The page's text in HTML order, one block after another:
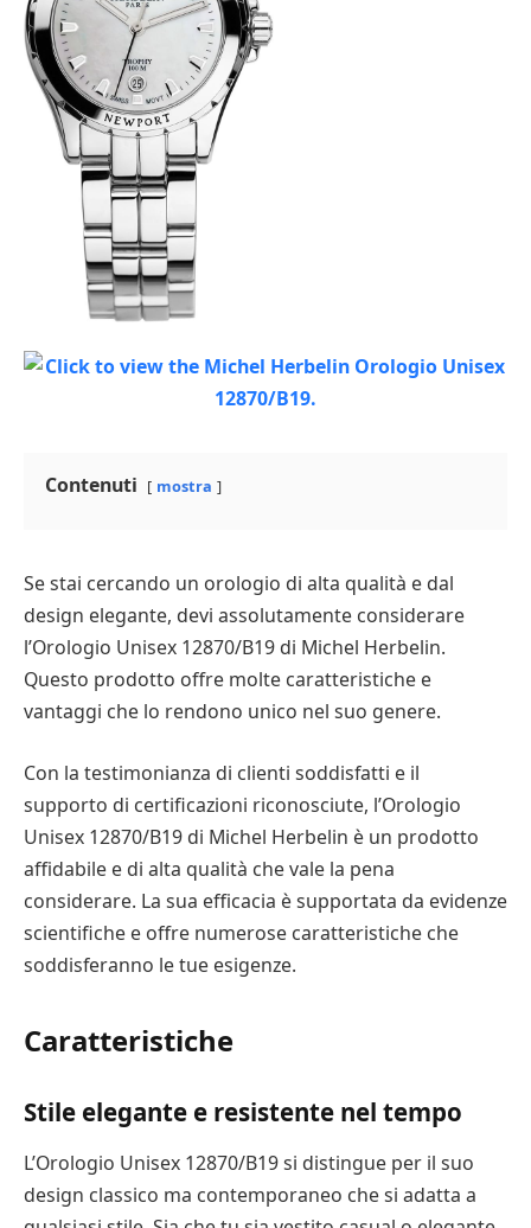
Contenuti mostra
Se stai cercando un orologio di alta qualità e dal
design elegante, devi assolutamente considerare
l’Orologio Unisex 12870/B19 di Michel Herbelin.
Questo prodotto offre molte caratteristiche e
vantaggi che lo rendono unico nel suo genere.
Con la testimonianza di clienti soddisfatti e il
supporto di certificazioni riconosciute, l’Orologio
Unisex 12870/B19 di Michel Herbelin è un prodotto
affidabile e di alta qualità che vale la pena
considerare. La sua efficacia è supportata da evidenze
scientifiche e offre numerose caratteristiche che
soddisferanno le tue esigenze.
Caratteristiche
Stile elegante e resistente nel tempo
L’Orologio Unisex 12870/B19 si distingue per il suo
design classico ma contemporaneo che si adatta a